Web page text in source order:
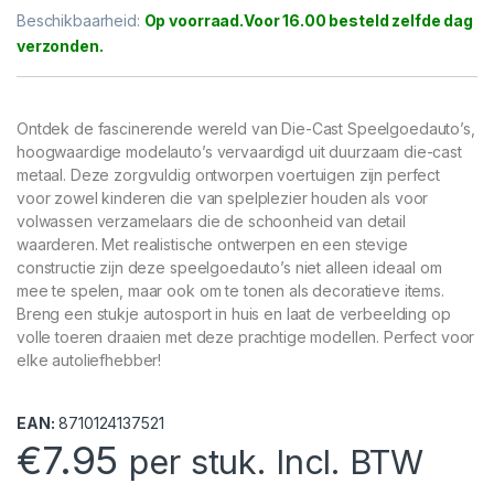
Beschikbaarheid: Op voorraad
Ontdek de fascinerende wereld van Die-Cast Speelgoedauto’s,
hoogwaardige modelauto’s vervaardigd uit duurzaam die-cast
metaal. Deze zorgvuldig ontworpen voertuigen zijn perfect
voor zowel kinderen die van spelplezier houden als voor
volwassen verzamelaars die de schoonheid van detail
waarderen. Met realistische ontwerpen en een stevige
constructie zijn deze speelgoedauto’s niet alleen ideaal om
mee te spelen, maar ook om te tonen als decoratieve items.
Breng een stukje autosport in huis en laat de verbeelding op
volle toeren draaien met deze prachtige modellen. Perfect voor
elke autoliefhebber!
EAN: 8710124137521
€7.95 per stuk. Incl. BTW